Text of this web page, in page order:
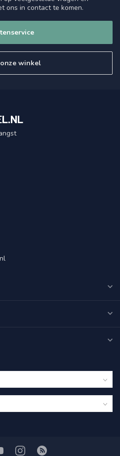
ons in contact te komen.
winkel